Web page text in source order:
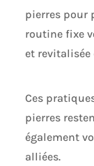
pierres pour
routine fixe
et revitalisée
Ces
pierres
également
alliées.